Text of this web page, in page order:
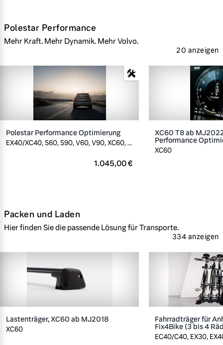
Polestar Performance
Mehr Kraft. Mehr Dynamik. Mehr Volvo.
20 anzeigen
Polestar Performance Optimierung
EX40/XC40, S60, S90, V60, V90, XC60, ...
1.045,00 €
XC60 T8 ab
Performance
XC60
Packen und Laden
Hier finden Sie die passende Lösung für Transporte.
334 anzeigen
Lastenträger, XC60 ab MJ2018
XC60
Fahrradträger für
Fix4Bike (3 bis 4
EC40/C40, EX30,